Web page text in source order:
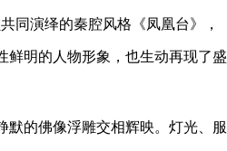
同演绎的秦腔风格《凤凰台》，
鲜明的人物形象，也生动再现了盛
默的佛像浮雕交相辉映。灯光、服